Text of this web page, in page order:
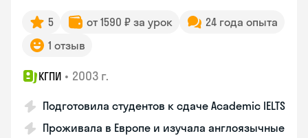
5 от 1590 ₽ за урок
24 года опыта
1 отзыв
КГПИ • 2003 г.
Подготовила студентов к сдаче Academic IELTS
Проживала в Европе и изучала англоязычные